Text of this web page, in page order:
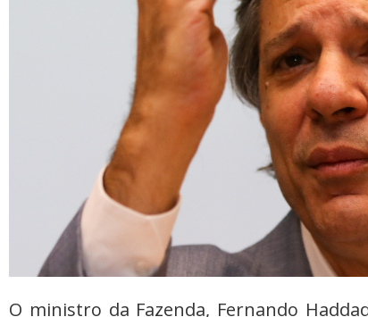
O ministro da Fazenda, Fernando